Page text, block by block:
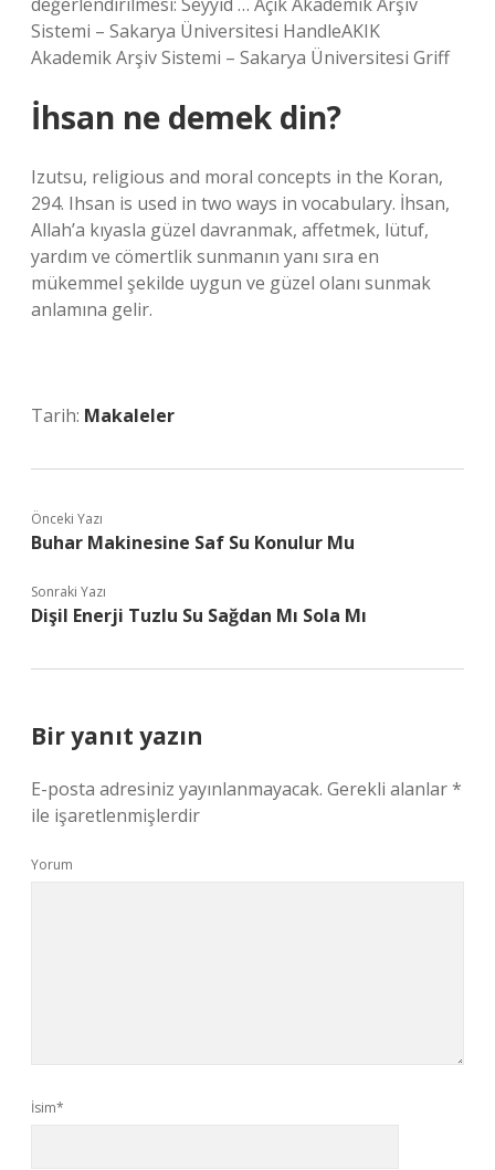
Sistemi – Sakarya Üniversitesi HandleAKIK
Akademik Arşiv Sistemi – Sakarya Üniversitesi Griff
İhsan ne demek din?
Izutsu, religious and moral concepts in the Koran,
294. Ihsan is used in two ways in vocabulary. İhsan,
Allah’a kıyasla güzel davranmak, affetmek, lütuf,
yardım ve cömertlik sunmanın yanı sıra en
mükemmel şekilde uygun ve güzel olanı sunmak
anlamına gelir.
Tarih: Makaleler
Önceki Yazı
Buhar Makinesine Saf Su Konulur Mu
Sonraki Yazı
Dişil Enerji Tuzlu Su Sağdan Mı Sola Mı
Bir yanıt yazın
E-posta adresiniz yayınlanmayacak. Gerekli alanlar*
ile işaretlenmişlerdir
Yorum
İsim*